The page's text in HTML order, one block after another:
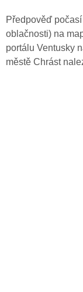
Předpověď
oblačnosti) na
portálu Ventusky
městě Chrást